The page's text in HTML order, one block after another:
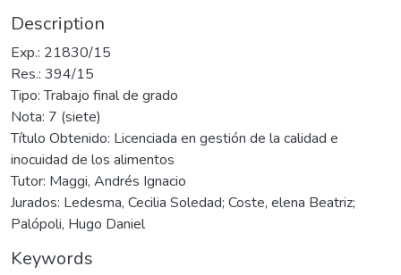
Description
Exp.: 21830/15
Res.: 394/15
Tipo: Trabajo final de grado
Nota: 7 (siete)
Título Obtenido: Licenciada en gestión de la calidad e
inocuidad de los alimentos
Tutor: Maggi, Andrés Ignacio
Jurados: Ledesma, Cecilia Soledad; Coste, elena Beatriz;
Palópoli, Hugo Daniel
Keywords